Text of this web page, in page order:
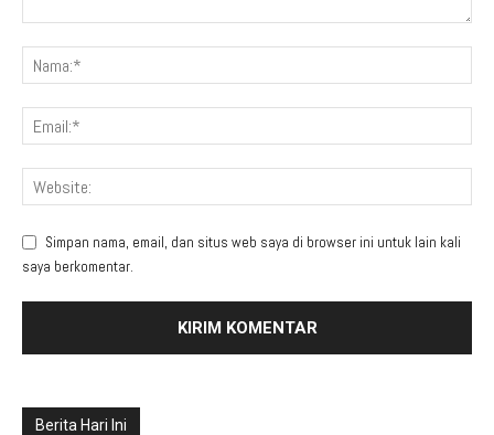
Simpan nama, email, dan situs web saya di browser ini untuk lain kali
saya berkomentar.
Berita Hari Ini